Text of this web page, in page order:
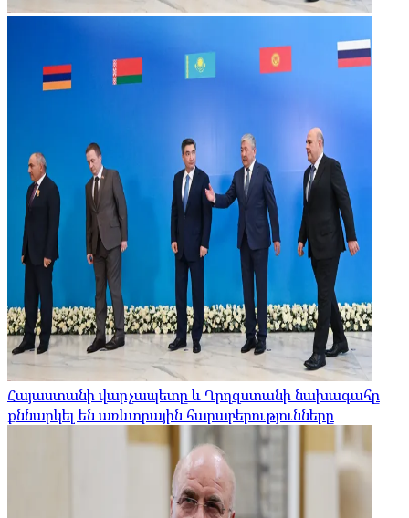
Հայաստանի վարչապետը և Ղրղզստանի նախագահը
քննարկել են առևտրային հարաբերությունները